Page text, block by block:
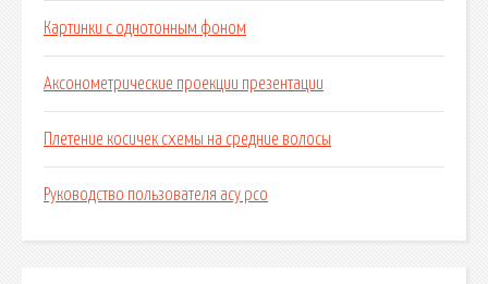
Картинки с однотонным фоном
Аксонометрические проекции презентации
Плетение косичек схемы на средние волосы
Руководство пользователя асу рсо